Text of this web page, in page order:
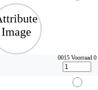
0015 Voorraad 0